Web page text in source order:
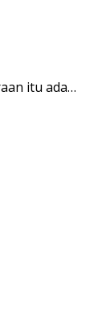
itu ada…